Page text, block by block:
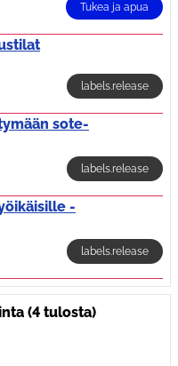
Tukea ja apua
labels.release
sote-
labels.release
-
labels.release
(4 tulosta)